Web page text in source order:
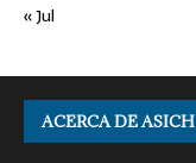
« Jul
ACERCA DE ASICH